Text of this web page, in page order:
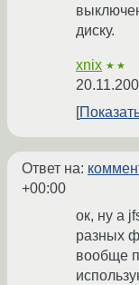
диску.
xnix ★★
Ответ на:
+00:00
ок, ну а
разных
вообще